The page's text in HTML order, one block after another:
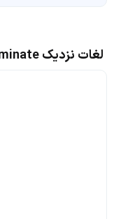
لغات نزدیک eliminate